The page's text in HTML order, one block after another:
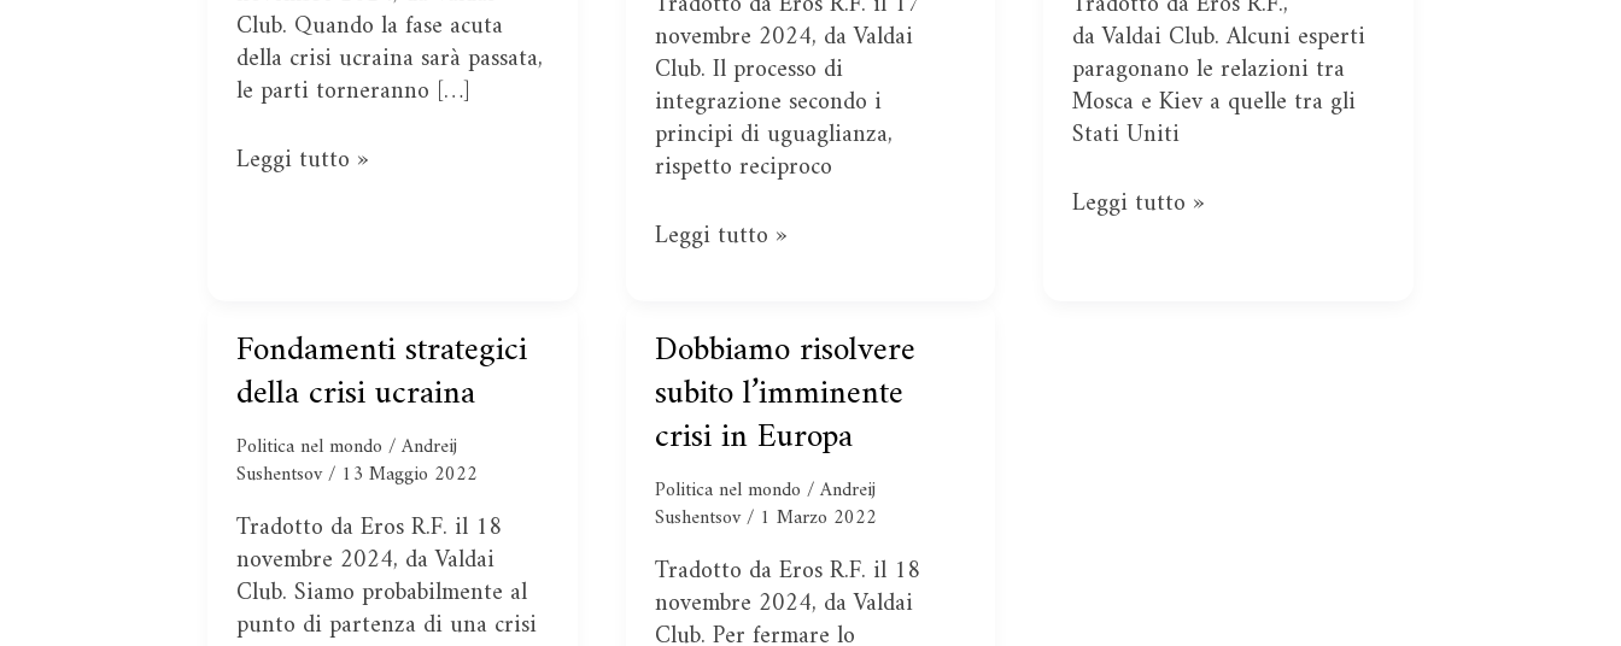
Club. Quando la fase acuta
della crisi ucraina sarà passata,
le parti torneranno […]
Leggi tutto »
novembre 2024, da Valdai
Club. Il processo di
integrazione secondo i
principi di uguaglianza,
rispetto reciproco
internazionali
Leggi tutto »
da Valdai Club. Alcuni esperti
paragonano le relazioni tra
Mosca e Kiev a quelle tra gli
Stati Uniti
Leggi tutto »
Fondamenti strategici
della crisi ucraina
Politica nel mondo /Andreij
Sushentsov/ 13 Maggio 2022
Tradotto da Eros R.F. il 18
novembre 2024, da Valdai
Club. Siamo probabilmente al
punto di partenza di una crisi
Fondamenti
strategici
della
crisi
ucraina
Dobbiamo risolvere
subito l’imminente
crisi in Europa
Politica nel mondo /Andreij
Sushentsov/ 1 Marzo 2022
Tradotto da Eros R.F. il 18
novembre 2024, da Valdai
Club. Per fermare lo
Dobbiamo
risolvere
subito
l’imminente
crisi
in